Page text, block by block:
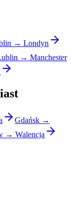
→ Londyn
→ Manchester
Gdańsk →
→ Walencja